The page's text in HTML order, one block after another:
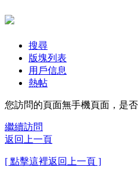
搜尋
版塊列表
用戶信息
熱帖
您訪問的頁面無手機頁面，是
繼續訪問
返回上一頁
[ 點擊這裡返回上一頁 ]